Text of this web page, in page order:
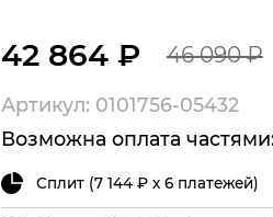
42 864 ₽ 46 090 ₽
Артикул: 0101756-05432
Возможна оплата
Сплит (7 144 ₽ х 6 платежей)